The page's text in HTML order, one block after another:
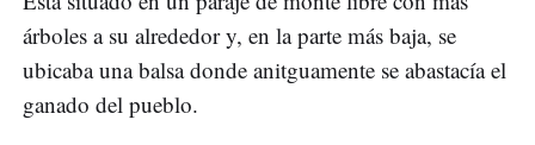
árboles a su alrededor y, en la parte más baja, se
ubicaba una balsa donde anitguamente se abastacía el
ganado del pueblo.